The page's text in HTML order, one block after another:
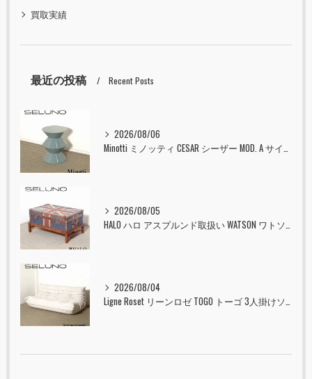
買取実績
最近の投稿 Recent Posts
2026/08/06
Minotti ミノッティ CESAR シーザー MOD. A サイドテーブル スツール セラドン 入荷しました！！
2026/08/05
HALO ハロ アスプルンド取扱い WATSON ワトソン ミディアム トランク & スタンド セット ユニオンジャック 入荷しました！！
2026/08/04
Ligne Roset リーンロゼ TOGO トーゴ 3人掛けソファ 入荷しました！！